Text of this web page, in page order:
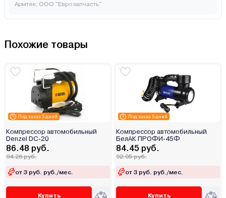
Армтек, ООО "Еврозапчасть"
Похожие товары
Под заказ 5 дней
Компрессор автомобильный
Denzel DС-20
86.48 руб.
94.26 руб.
от 3 руб. руб./мес.
Купить
Под заказ 5 дней
Компрессор автомобильный
БелАК ПРОФИ-45Ф
84.45 руб.
92.05 руб.
от 3 руб. руб./мес.
Купить